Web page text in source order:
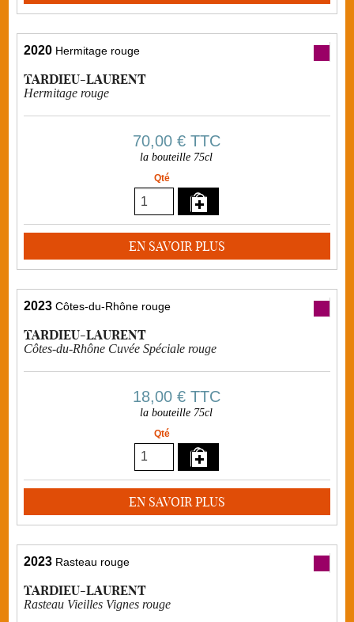
2020 Hermitage rouge
TARDIEU-LAURENT
Hermitage rouge
70,00 €TTC
la bouteille 75cl
Qté
EN SAVOIR PLUS
2023 Côtes-du-Rhône rouge
TARDIEU-LAURENT
Côtes-du-Rhône Cuvée Spéciale rouge
18,00 €TTC
la bouteille 75cl
Qté
EN SAVOIR PLUS
2023 Rasteau rouge
TARDIEU-LAURENT
Rasteau Vieilles Vignes rouge